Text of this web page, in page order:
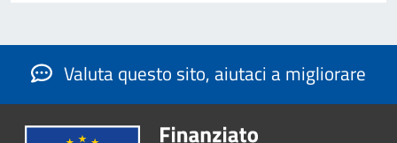
Valuta questo sito, aiutaci a migliorare